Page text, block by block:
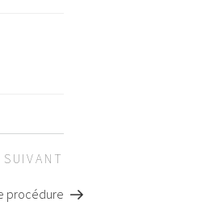
SUIVANT
procédure